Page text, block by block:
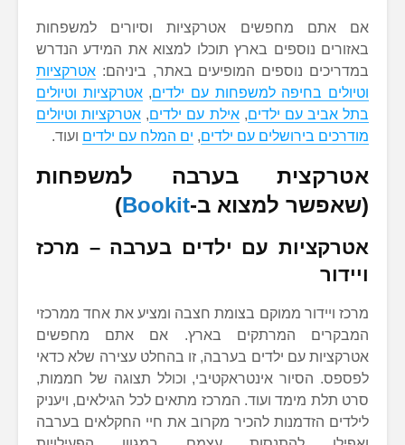
אם אתם מחפשים אטרקציות וסיורים למשפחות
באזורים נוספים בארץ תוכלו למצוא את המידע הנדרש
במדריכים נוספים המופיעים באתר, ביניהם: אטרקציות
וטיולים בחיפה למשפחות עם ילדים,אטרקציות וטיולים
בתל אביב עם ילדים,אילת עם ילדים, אטרקציות וטיולים
מודרכים בירושלים עם ילדים, ים המלח עם ילדים ועוד.
אטרקצית בערבה למשפחות
(שאפשר למצוא ב-Bookit
)
אטרקציות עם ילדים בערבה – מרכז
ויידור
מרכז ויידור ממוקם בצומת חצבה ומציע את אחד ממרכזי
המבקרים המרתקים בארץ. אם אתם מחפשים
אטרקציות עם ילדים בערבה, זו בהחלט עצירה שלא כדאי
לפספס. הסיור אינטראקטיבי, וכולל תצוגה של חממות,
סרט תלת מימד ועוד. המרכז מתאים לכל הגילאים, ויעניק
לילדים הזדמנות להכיר מקרוב את חיי החקלאים בערבה